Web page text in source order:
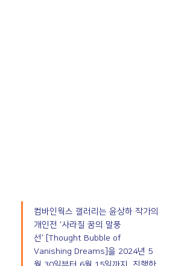
컴바인웍스 갤러리는 윤상하 작가의
개인전 ‘사라질 꿈의 말풍
선’ [Thought Bubble of
Vanishing Dreams]을 2024년 5